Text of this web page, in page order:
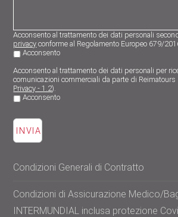
Acconsento al trattamento dei dati personali
privacy conforme al Regolamento Europeo 679/
Acconsento
Acconsento al trattamento dei dati personali per
comunicazioni commerciali da parte di Reimatours
Privacy - 1.2).
Acconsento
Condizioni Generali di Contratto
Condizioni di Assicurazione Medico/
INTERMUNDIAL inclusa protezione